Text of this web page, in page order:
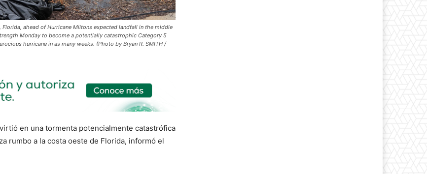
ahead of Hurricane Miltons expected landfall in the middle
Monday to become a potentially catastrophic Category 5
hurricane in as many weeks. (Photo by Bryan R. SMITH /
en una tormenta potencialmente catastrófica
rumbo a la costa oeste de Florida, informó el